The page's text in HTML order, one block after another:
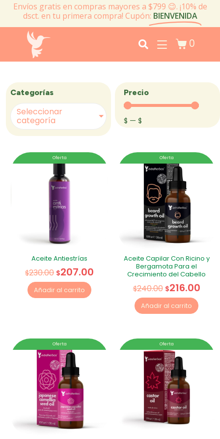
Envíos gratis en compras mayores a $799 😉. ¡10% de
dsct. en tu primera compra! Cupón: BIENVENIDA
0
Categorías
Seleccionar
categoría
Precio
$ — $
Oferta
Aceite Antiestrías
$230.00 $207.00
Añadir al carrito
Oferta
Aceite Capilar Con Ricino y
Bergamota Para el
Crecimiento del Cabello
$240.00 $216.00
Añadir al carrito
Oferta Oferta